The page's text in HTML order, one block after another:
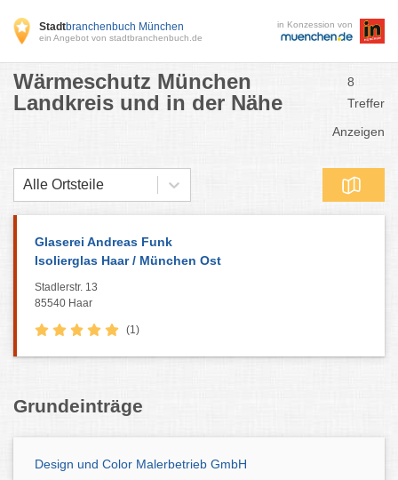
Stadtbranchenbuch München
ein Angebot von stadtbranchenbuch.de
in Konzession von
Wärmeschutz München
Landkreis und in der Nähe
8
Treffer
Anzeigen
Alle Ortsteile
Glaserei Andreas Funk
Isolierglas Haar / München Ost
Stadlerstr. 13
85540 Haar
(1)
Grundeinträge
Design und Color Malerbetrieb GmbH